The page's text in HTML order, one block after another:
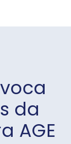
da
AGE